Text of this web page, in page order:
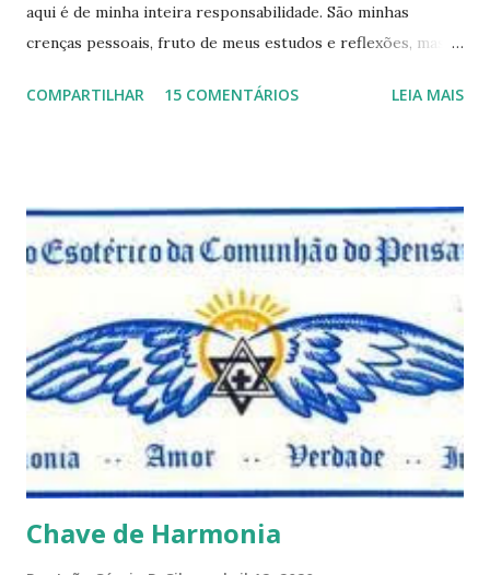
aqui é de minha inteira responsabilidade. São minhas
crenças pessoais, fruto de meus estudos e reflexões, mas
porque nem mesmo eu as tenho desta forma. Eu vos
e talvez contraditória a sua própria visão. Durante todo
este mês estaremos debatendo este tema e gostaríamos de
convida-lo a deixar seus comentários e reflexões no final
do texto clicando em novo comentário e acompanhar as
respostas e sugestões dos demais. Não estranhem o fato
de que teremos mais perguntas do que respostas, mais
reflexões do que formulações prontas, pois as perguntas
parecem contribuir mais para o aprendizado do que as
afirmações. Quem de nós pode de fato afirmar alguma coi...
COMPARTILHAR 15 COMENTÁRIOS LEIA MAIS
Chave de Harmonia